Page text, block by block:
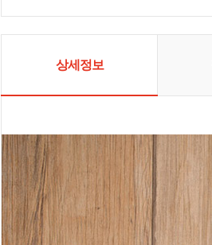
상세정보